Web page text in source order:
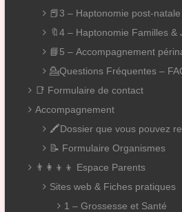
📕3 – Haptonomie post-natale
🔖4 – Haptonomie Familles &
📘5 – Accompagnement
💁Questions Fréquentes –
📑 Formulaire de contact
Accompagnement
🖍️Dossier que vous pouvez
📝 Formulaire Organismes
👨‍👩‍👦‍👦 Espace Parents
Sites web & Fiches pratiques
1 – Grossesse et Santé